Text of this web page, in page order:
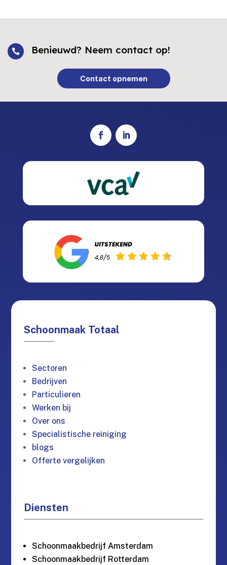
 Benieuwd? Neem contact op!
Contact opnemen
Schoonmaak Totaal
Sectoren
Bedrijven
Particulieren
Werken bij
Over ons
Specialistische reiniging
blogs
Offerte vergelijken
Diensten
Schoonmaakbedrijf Amsterdam
Schoonmaakbedrijf Rotterdam